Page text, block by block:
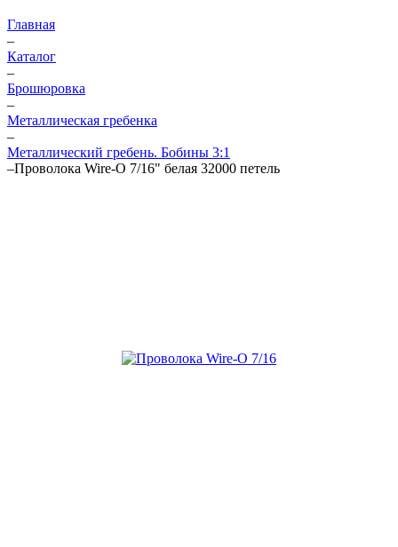
Главная
–
Каталог
–
Брошюровка
–
Металлическая гребенка
–
Металлический гребень. Бобины 3:1
–Проволока Wire-O 7/16" белая 32000 петель